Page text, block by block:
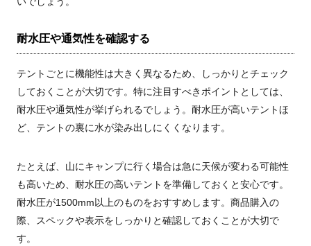
耐水圧や通気性を確認する
テントごとに機能性は大きく異なるため、しっかりとチェック
しておくことが大切です。特に注目すべきポイントとしては、
耐水圧や通気性が挙げられるでしょう。耐水圧が高いテントほ
ど、テントの裏に水が染み出しにくくなります。
たとえば、山にキャンプに行く場合は急に天候が変わる可能性
も高いため、耐水圧の高いテントを準備しておくと安心です。
耐水圧が1500mm以上のものをおすすめします。商品購入の
際、スペックや表示をしっかりと確認しておくことが大切で
す。